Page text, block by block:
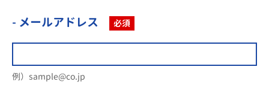
- メールアドレス 必須
例）sample@co.jp